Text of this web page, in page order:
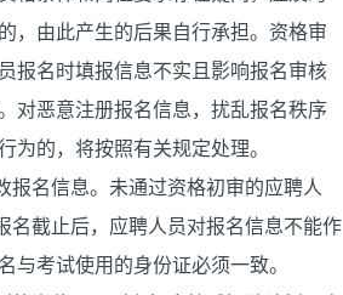
，由此产生的后果自行承担。资格审
报名时填报信息不实且影响报名审核
对恶意注册报名信息，扰乱报名秩序
为的，将按照有关规定处理。
报名信息。未通过资格初审的应聘人
名截止后，应聘人员对报名信息不能作
与考试使用的身份证必须一致。